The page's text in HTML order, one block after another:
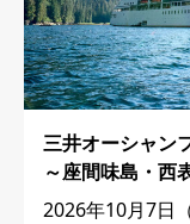
三井オーシャン
～座間味島・西
2026年10月7日